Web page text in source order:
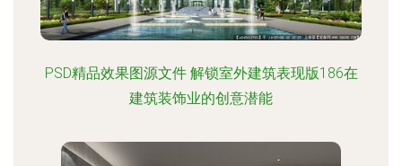
PSD精品效果图源文件 解锁室外建筑表现版186在
建筑装饰业的创意潜能